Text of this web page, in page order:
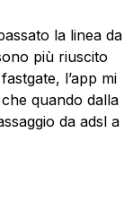
la linea da
più riuscito
l’app mi
quando dalla
da adsl a